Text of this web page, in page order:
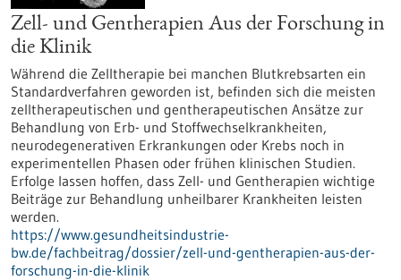
Zell- und Gentherapien Aus der Forschung in
die Klinik
Während die Zelltherapie bei manchen Blutkrebsarten ein
Standardverfahren geworden ist, befinden sich die meisten
zelltherapeutischen und gentherapeutischen Ansätze zur
Behandlung von Erb- und Stoffwechselkrankheiten,
neurodegenerativen Erkrankungen oder Krebs noch in
experimentellen Phasen oder frühen klinischen Studien.
Erfolge lassen hoffen, dass Zell- und Gentherapien wichtige
Beiträge zur Behandlung unheilbarer Krankheiten leisten
werden.
https://www.gesundheitsindustrie-
bw.de/fachbeitrag/dossier/zell-und-gentherapien-aus-der-
forschung-in-die-klinik